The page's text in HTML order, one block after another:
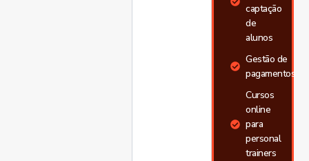
captação
de
alunos
Gestão de
pagamentos
Cursos
online
para
personal
trainers